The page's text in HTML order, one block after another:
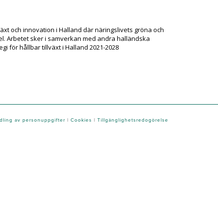
och innovation i Halland där näringslivets gröna och
Arbetet sker i samverkan med andra halländska
för hållbar tillväxt i Halland 2021-2028
av personuppgifter | Cookies | Tillgänglighetsredogörelse